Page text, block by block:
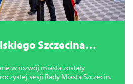
Szczecina
w rozwój miasta zostały
sesji Rady Miasta Szczecin.